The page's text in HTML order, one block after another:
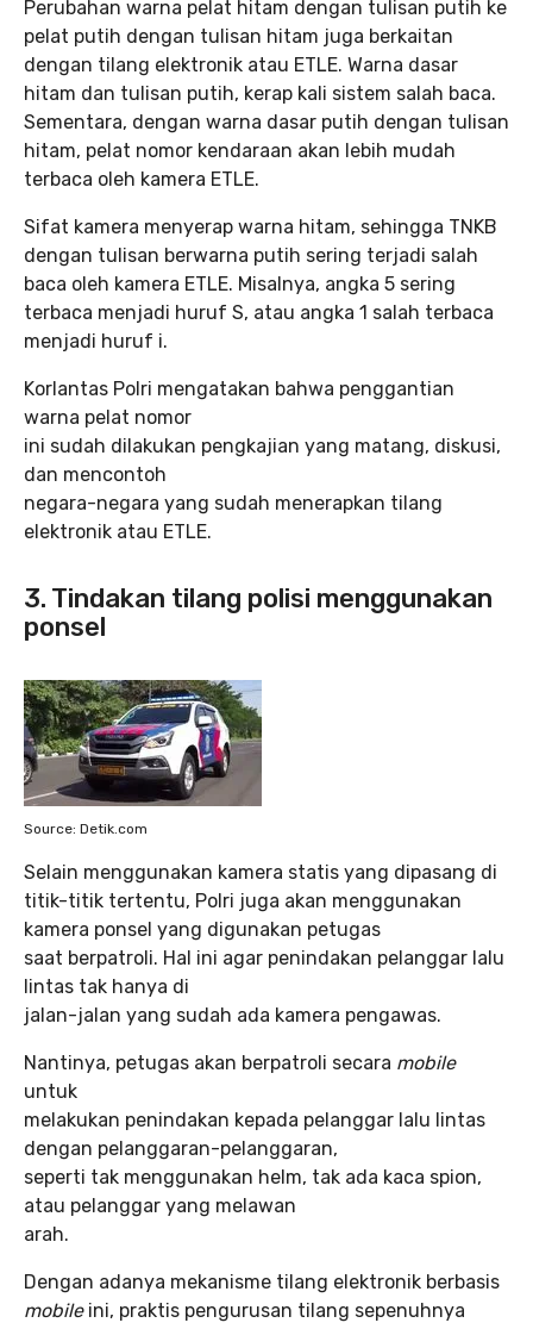
Perubahan warna pelat hitam dengan tulisan putih ke
pelat putih dengan tulisan hitam juga berkaitan
dengan tilang elektronik atau ETLE. Warna dasar
hitam dan tulisan putih, kerap kali sistem salah baca.
Sementara, dengan warna dasar putih dengan tulisan
hitam, pelat nomor kendaraan akan lebih mudah
terbaca oleh kamera ETLE.
Sifat kamera menyerap warna hitam, sehingga TNKB
dengan tulisan berwarna putih sering terjadi salah
baca oleh kamera ETLE. Misalnya, angka 5 sering
terbaca menjadi huruf S, atau angka 1 salah terbaca
menjadi huruf i.
Korlantas Polri mengatakan bahwa penggantian
warna pelat nomor
ini sudah dilakukan pengkajian yang matang, diskusi,
dan mencontoh
negara-negara yang sudah menerapkan tilang
elektronik atau ETLE.
3. Tindakan tilang polisi menggunakan
ponsel
Source: Detik.com
Selain menggunakan kamera statis yang dipasang di
titik-titik tertentu, Polri juga akan menggunakan
kamera ponsel yang digunakan petugas
saat berpatroli. Hal ini agar penindakan pelanggar lalu
lintas tak hanya di
jalan-jalan yang sudah ada kamera pengawas.
Nantinya, petugas akan berpatroli secara mobile
untuk
melakukan penindakan kepada pelanggar lalu lintas
dengan pelanggaran-pelanggaran,
seperti tak menggunakan helm, tak ada kaca spion,
atau pelanggar yang melawan
arah.
Dengan adanya mekanisme tilang elektronik berbasis
mobileini, praktis pengurusan tilang sepenuhnya